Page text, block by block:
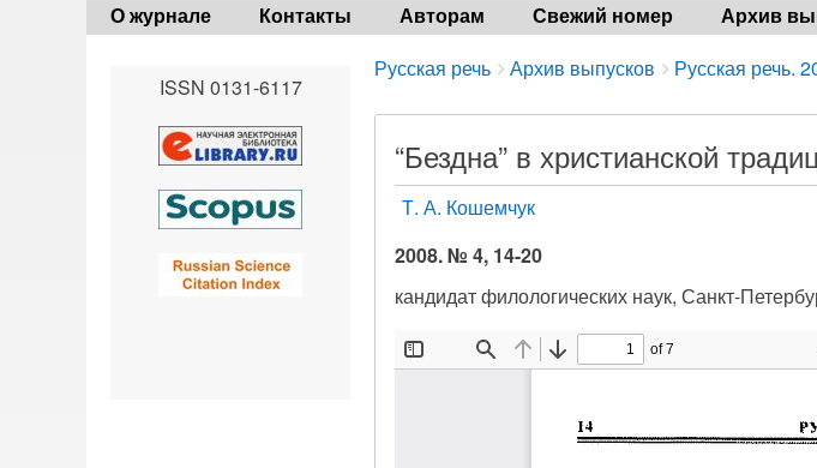
О журнале Контакты Авторам Свежий номер Архив
Breadcrumbs
You
here:
Русская речь Архив выпусков Русская речь.
“Бездна” в христианской
Т. А. Кошемчук
2008. № 4, 14-20
кандидат филологических наук, Санкт-
ISSN 0131-6117